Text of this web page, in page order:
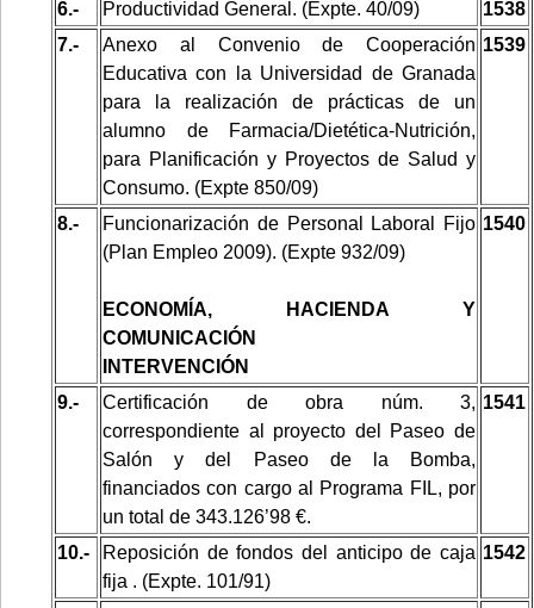
6.- Productividad General. (Expte. 40/09)
1538
7.-
Anexo al Convenio de Cooperación
Educativa con la Universidad de Granada
para la realización de prácticas de un
alumno de Farmacia/Dietética-Nutrición,
para Planificación y Proyectos de Salud y
Consumo. (Expte 850/09)
1539
8.-
Funcionarización de Personal Laboral Fijo
(Plan Empleo 2009). (Expte 932/09)
ECONOMÍA, HACIENDA Y
COMUNICACIÓN
INTERVENCIÓN
1540
9.-
Certificación de obra núm. 3,
correspondiente al proyecto del Paseo de
Salón y del Paseo de la Bomba,
financiados con cargo al Programa FIL, por
un total de 343.126’98 €.
1541
10.-
Reposición de fondos del anticipo de caja
fija . (Expte. 101/91)
1542